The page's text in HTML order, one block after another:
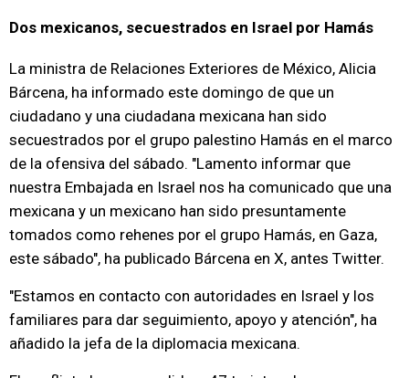
Dos mexicanos, secuestrados en Israel por Hamás
La ministra de Relaciones Exteriores de México, Alicia
Bárcena, ha informado este domingo de que un
ciudadano y una ciudadana mexicana han sido
secuestrados por el grupo palestino Hamás en el marco
de la ofensiva del sábado. "Lamento informar que
nuestra Embajada en Israel nos ha comunicado que una
mexicana y un mexicano han sido presuntamente
tomados como rehenes por el grupo Hamás, en Gaza,
este sábado", ha publicado Bárcena en X, antes Twitter.
"Estamos en contacto con autoridades en Israel y los
familiares para dar seguimiento, apoyo y atención", ha
añadido la jefa de la diplomacia mexicana.